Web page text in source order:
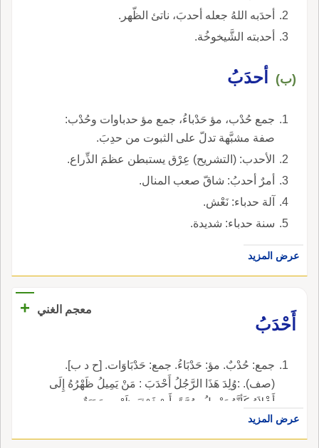
أحدَبه اللهُ جعله أحدبَ، ناتئ الظّهر.
أحدبته الشَّيخوخُة.
(ب) أحدَبُ
جمع حُدْب، مؤ حَدْباءُ، جمع مؤ حدباوات وحُدْب:
صفة مشبَّهة تدلّ على الثبوت من حدِبَ.
الأحدب: (التشريح) عِرْق يستبطن عظمَ الذِّراع.
أمرٌ أحدبُ: شاقّ صعب المنال.
آلة حدباء: نَعْش.
سنة حدباء: شديدة.
عرض المزيد
معجم الغني
+
أَحْدَبُ
جمع: حُدْبٌ. مؤ: حَدْبَاءُ. جمع: حَدْبَاوَات. [ح د ب].
(صف). :وُلِدَ هَذَا الرَّجُلُ أَحْدَبَ : مَنْ يَمِيلُ ظَهْرُهُ إِلَى
أَعْلاَهُ كَأنَّهُ يَحْمِلُ صُرَّةً، أَيْ فَوْقَ ظَهْرِهِ حَدَبَةٌ.
عرض المزيد